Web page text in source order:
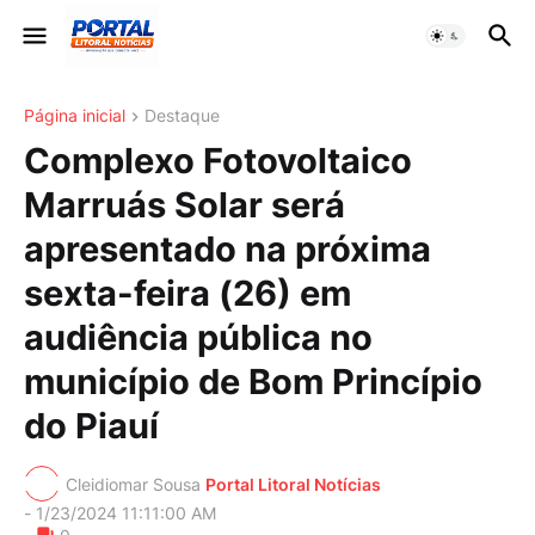
Página inicial Destaque
Complexo Fotovoltaico
Marruás Solar será
apresentado na próxima
sexta-feira (26) em
audiência pública no
município de Bom Princípio
do Piauí
Cleidiomar Sousa Portal Litoral Notícias
- 1/23/2024 11:11:00 AM